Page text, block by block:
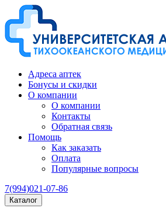
Адреса аптек
Бонусы и скидки
О компании
О компании
Контакты
Обратная связь
Помощь
Как заказать
Оплата
Популярные вопросы
7(994)021-07-86
Каталог